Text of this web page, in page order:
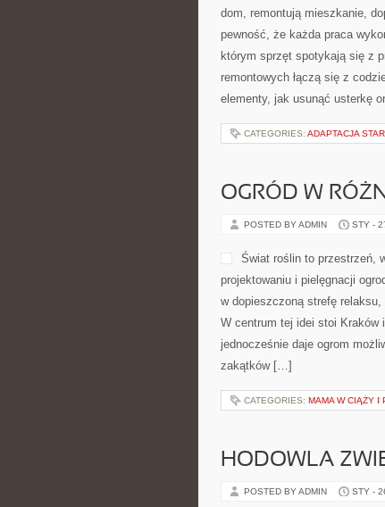
dom, remontują mieszkanie,
pewność, że każda praca
którym sprzęt spotykają się z
remontowych łączą się z
elementy, jak usunąć usterkę
CATEGORIES: ADAPTACJA
OGRÓD W
POSTED BY ADMIN STY -
Świat roślin to przestrzeń,
projektowaniu i pielęgnacji
w dopieszczoną strefę
W centrum tej idei stoi
jednocześnie daje ogrom
zakątków […]
CATEGORIES: MAMA W CIĄŻY I
HODOWLA
POSTED BY ADMIN STY -